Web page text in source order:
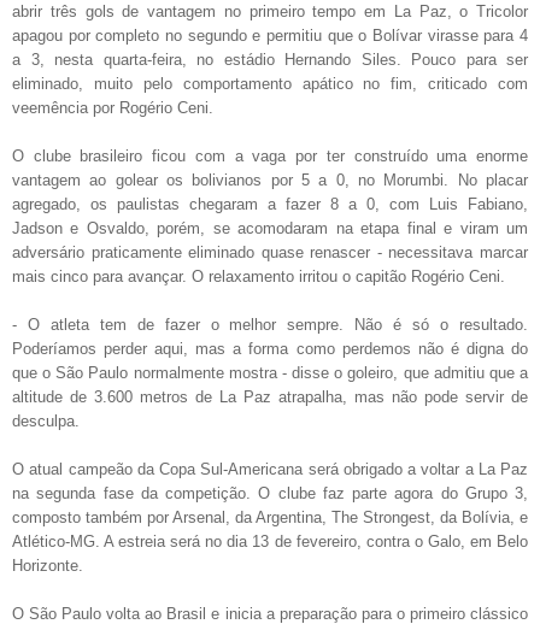
abrir três gols de vantagem no primeiro tempo em La Paz, o Tricolor
apagou por completo no segundo e permitiu que o Bolívar virasse para 4
a 3, nesta quarta-feira, no estádio Hernando Siles. Pouco para ser
eliminado, muito pelo comportamento apático no fim, criticado com
veemência por Rogério Ceni.
O clube brasileiro ficou com a vaga por ter construído uma enorme
vantagem ao golear os bolivianos por 5 a 0, no Morumbi. No placar
agregado, os paulistas chegaram a fazer 8 a 0, com Luis Fabiano,
Jadson e Osvaldo, porém, se acomodaram na etapa final e viram um
adversário praticamente eliminado quase renascer - necessitava marcar
mais cinco para avançar. O relaxamento irritou o capitão Rogério Ceni.
- O atleta tem de fazer o melhor sempre. Não é só o resultado.
Poderíamos perder aqui, mas a forma como perdemos não é digna do
que o São Paulo normalmente mostra - disse o goleiro, que admitiu que a
altitude de 3.600 metros de La Paz atrapalha, mas não pode servir de
desculpa.
O atual campeão da Copa Sul-Americana será obrigado a voltar a La Paz
na segunda fase da competição. O clube faz parte agora do Grupo 3,
composto também por Arsenal, da Argentina, The Strongest, da Bolívia, e
Atlético-MG. A estreia será no dia 13 de fevereiro, contra o Galo, em Belo
Horizonte.
O São Paulo volta ao Brasil e inicia a preparação para o primeiro clássico